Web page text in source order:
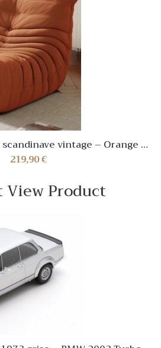
vintage – Orange –
NEUF
219,90€
View Product